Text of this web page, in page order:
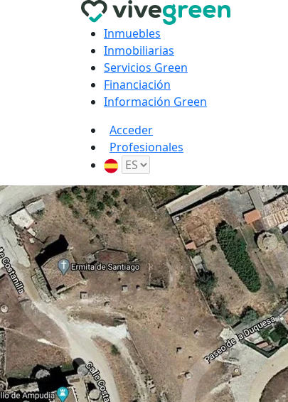
Inmuebles
Inmobiliarias
Servicios Green
Financiación
Información Green
Acceder
Profesionales